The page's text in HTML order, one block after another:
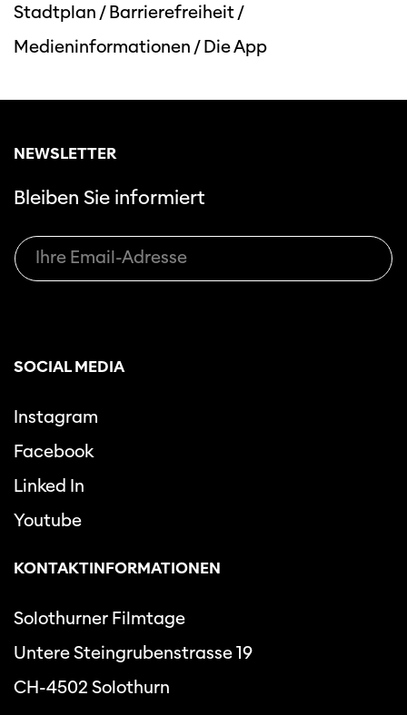
Stadtplan /Barrierefreiheit/
Medieninformationen /Die App
NEWSLETTER
Bleiben Sie informiert
SOCIAL MEDIA
Instagram
Facebook
Linked In
Youtube
KONTAKTINFORMATIONEN
Solothurner Filmtage
Untere Steingrubenstrasse 19
CH-4502 Solothurn